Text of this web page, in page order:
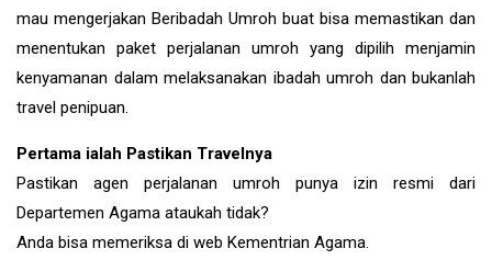
mau mengerjakan Beribadah Umroh buat bisa memastikan dan
menentukan paket perjalanan umroh yang dipilih menjamin
kenyamanan dalam melaksanakan ibadah umroh dan bukanlah
travel penipuan.
Pertama ialah Pastikan Travelnya
Pastikan agen perjalanan umroh punya izin resmi dari
Departemen Agama ataukah tidak?
Anda bisa memeriksa di web Kementrian Agama.